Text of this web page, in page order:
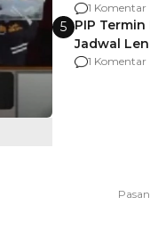
Usai Jadi
1 Komentar
5 PIP Termin
Jadwal
agar Dana
1 Komentar